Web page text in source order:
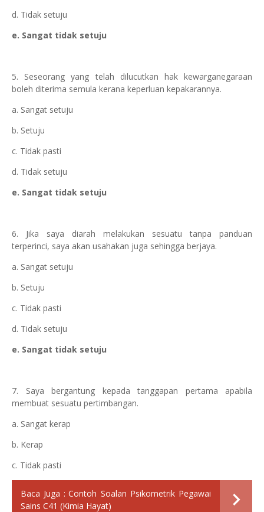
d. Tidak setuju
e. Sangat tidak setuju
5. Seseorang yang telah dilucutkan hak kewarganegaraan
boleh diterima semula kerana keperluan kepakarannya.
a. Sangat setuju
b. Setuju
c. Tidak pasti
d. Tidak setuju
e. Sangat tidak setuju
6. Jika saya diarah melakukan sesuatu tanpa panduan
terperinci, saya akan usahakan juga sehingga berjaya.
a. Sangat setuju
b. Setuju
c. Tidak pasti
d. Tidak setuju
e. Sangat tidak setuju
7. Saya bergantung kepada tanggapan pertama apabila
membuat sesuatu pertimbangan.
a. Sangat kerap
b. Kerap
c. Tidak pasti
Baca Juga : Contoh Soalan Psikometrik Pegawai
Sains C41 (Kimia Hayat)